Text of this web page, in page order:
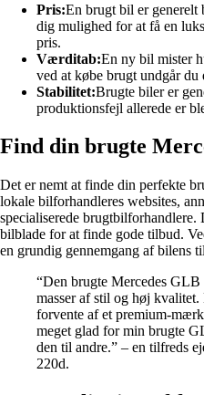
Pris:En brugt bil er
dig mulighed for at få en
pris.
Værditab:En ny bil mister
ved at købe brugt undgår
Stabilitet:Brugte biler er
produktionsfejl allerede er
Find din brugte
Det er nemt at finde din perfekte
lokale bilforhandleres websites,
specialiserede brugtbilforhandlere.
bilblade for at finde gode tilbud.
en grundig gennemgang af bilens
“Den brugte Mercedes
masser af stil og høj
forvente af et premium-
meget glad for min brugte
den til andre.” – en tilfreds
220d.